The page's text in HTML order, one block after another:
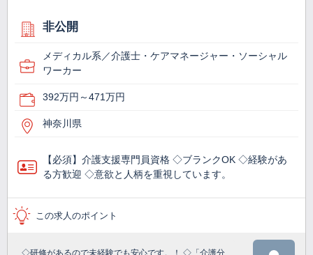
非公開
メディカル系／介護士・ケアマネージャー・ソーシャル
ワーカー
392万円～471万円
神奈川県
【必須】介護支援専門員資格 ◇ブランクOK ◇経験があ
る方歓迎 ◇意欲と人柄を重視しています。
この求人のポイント